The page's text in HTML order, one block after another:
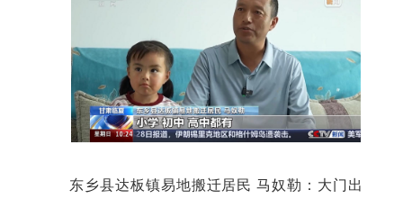
东乡县达板镇易地搬迁居民 马奴勒：大门出